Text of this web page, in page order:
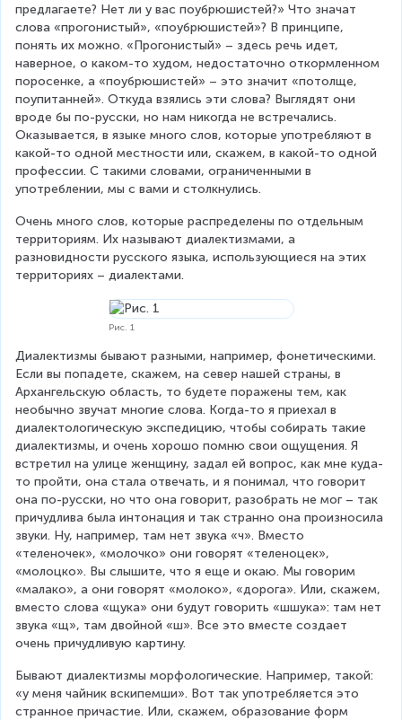
предлагаете? Нет ли у вас поубрюшистей?» Что значат
слова «прогонистый», «поубрюшистей»? В принципе,
понять их можно. «Прогонистый» – здесь речь идет,
наверное, о каком-то худом, недостаточно откормленном
поросенке, а «поубрюшистей» – это значит «потолще,
поупитанней». Откуда взялись эти слова? Выглядят они
вроде бы по-русски, но нам никогда не встречались.
Оказывается, в языке много слов, которые употребляют в
какой-то одной местности или, скажем, в какой-то одной
профессии. С такими словами, ограниченными в
употреблении, мы с вами и столкнулись.
Очень много слов, которые распределены по отдельным
территориям. Их называют диалектизмами, а
разновидности русского языка, использующиеся на этих
территориях – диалектами.
Рис. 1
Диалектизмы бывают разными, например, фонетическими.
Если вы попадете, скажем, на север нашей страны, в
Архангельскую область, то будете поражены тем, как
необычно звучат многие слова. Когда-то я приехал в
диалектологическую экспедицию, чтобы собирать такие
диалектизмы, и очень хорошо помню свои ощущения. Я
встретил на улице женщину, задал ей вопрос, как мне куда-
то пройти, она стала отвечать, и я понимал, что говорит
она по-русски, но что она говорит, разобрать не мог – так
причудлива была интонация и так странно она произносила
звуки. Ну, например, там нет звука «ч». Вместо
«теленочек», «молочко» они говорят «теленоцек»,
«молоцко». Вы слышите, что я еще и окаю. Мы говорим
«малако», а они говорят «молоко», «дорога». Или, скажем,
вместо слова «щука» они будут говорить «шшука»: там нет
звука «щ», там двойной «ш». Все это вместе создает
очень причудливую картину.
Бывают диалектизмы морфологические. Например, такой:
«у меня чайник вскипемши». Вот так употребляется это
странное причастие. Или, скажем, образование форм